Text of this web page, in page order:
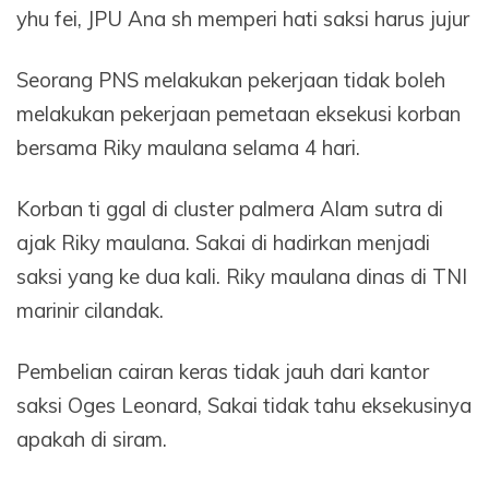
yhu fei, JPU Ana sh memperi hati saksi harus jujur
Seorang PNS melakukan pekerjaan tidak boleh
melakukan pekerjaan pemetaan eksekusi korban
bersama Riky maulana selama 4 hari.
Korban ti ggal di cluster palmera Alam sutra di
ajak Riky maulana. Sakai di hadirkan menjadi
saksi yang ke dua kali. Riky maulana dinas di TNI
marinir cilandak.
Pembelian cairan keras tidak jauh dari kantor
saksi Oges Leonard, Sakai tidak tahu eksekusinya
apakah di siram.